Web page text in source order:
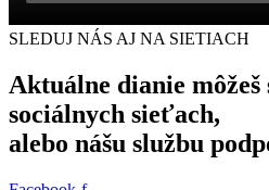
SLEDUJ NÁS AJ NA SIETIACH
Aktuálne dianie môžeš
sociálnych sieťach,
alebo nášu službu